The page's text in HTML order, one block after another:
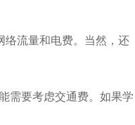
络流量和电费。当然，还
需要考虑交通费。如果学